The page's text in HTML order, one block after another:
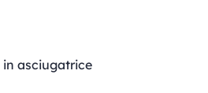
in asciugatrice